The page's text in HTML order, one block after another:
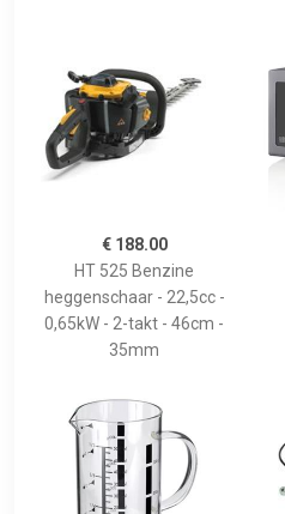
€ 188.00
HT 525 Benzine
heggenschaar - 22,5cc -
0,65kW - 2-takt - 46cm -
35mm